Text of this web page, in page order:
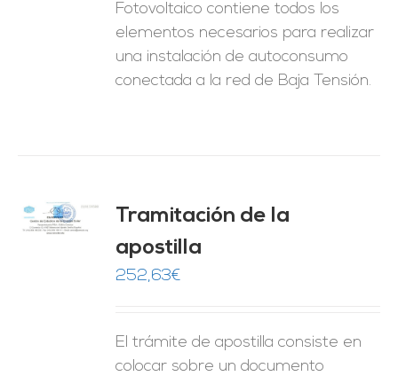
Fotovoltaico contiene todos los
elementos necesarios para realizar
una instalación de autoconsumo
conectada a la red de Baja Tensión.
Tramitación de la
apostilla
252,63€
El trámite de apostilla consiste en
colocar sobre un documento